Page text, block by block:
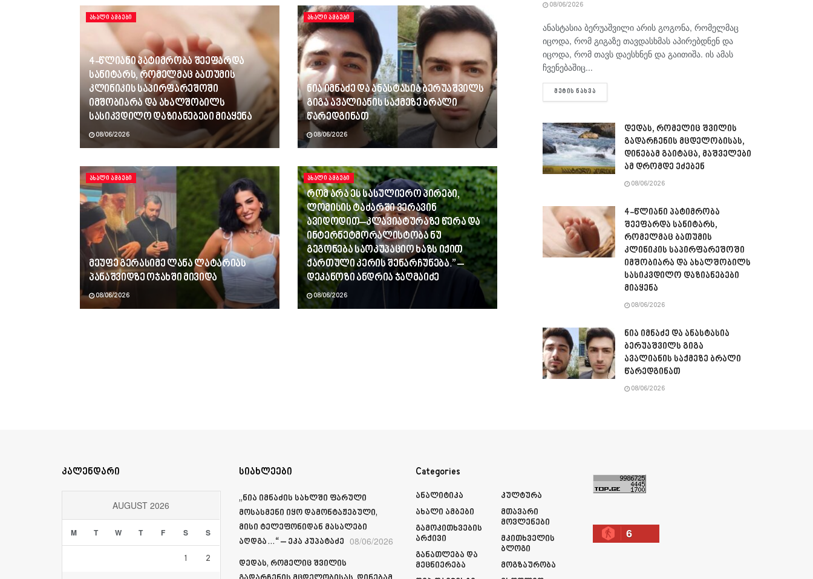
ᲐᲮᲐᲚᲘ ᲐᲛᲑᲔᲑᲘ
4-წლიანი პატიმრობა შეეფარდა
სანიტარს, რომელმაც ბათუმის
კლინიკის საპირფარეშოში
იმშობიარა და ახალშობილს
სასიკვდილო დაზიანებები მიაყენა
08/06/2026
ᲐᲮᲐᲚᲘ ᲐᲛᲑᲔᲑᲘ
ნია იმნაძე და ანასტასია ბერუაშვილს
გიგა ავალიანის საქმეზე ბრალი
წარედგინათ
08/06/2026
ᲐᲮᲐᲚᲘ ᲐᲛᲑᲔᲑᲘ
მეუფე გერასიმე ლანა ლატარიას
პანაშვიდზე ოჯახში მივიდა
08/06/2026
ᲐᲮᲐᲚᲘ ᲐᲛᲑᲔᲑᲘ
რომ არა ეს სასულიერო პირები,
ლომისის ტაძარში ვერავინ
ავიდოდით–კლავიატურაზე წერა და
ინტერნეტმორალისტობა ნუ
გეგონება საოკუპაციო ხაზს იქით
ქართული კერის შენარჩუნება.” –
დეკანოზი ანდრია ჯაღმაიძე
08/06/2026
08/06/2026
ანასტასია ბერუაშვილი არის გოგონა, რომელმაც
იცოდა, რომ გიგაზე თავდასხმას აპირებდნენ და
იცოდა, რომ თავს დაესხნენ და გაითიშა. ის ამას
ჩვენებაშიც...
ᲛᲔᲢᲘᲡ ᲜᲐᲮᲕᲐ
დედას, რომელიც შვილის
გადარჩენის მცდელობისას,
დინებამ გაიტაცა, მაშველები
ამ დრომდე ეძებენ
08/06/2026
4-წლიანი პატიმრობა
შეეფარდა სანიტარს,
რომელმაც ბათუმის
კლინიკის საპირფარეშოში
იმშობიარა და ახალშობილს
სასიკვდილო დაზიანებები
მიაყენა
08/06/2026
ნია იმნაძე და ანასტასია
ბერუაშვილს გიგა
ავალიანის საქმეზე ბრალი
წარედგინათ
08/06/2026
კალენდარი
AUGUST 2026
M T W T F S S
1 2
სიახლეები
„ნია იმნაძის სახლში ფარული
მოსასმენი იყო დამონტაჟებული,
მისი ტელეფონიდან მასალები
აღდგა…“ – ეკა კუპატაძე 08/06/2026
დედას, რომელიც შვილის
Categories
Ანალიტიკა
Ახალი Ამბები
Გამოკითხვების
Არქივი
Განათლება Და
Მეცნიერება
Კულტურა
Მთავარი
Მოვლენები
Მკითხველის
Ბლოგი
Მოგზაურობა
6